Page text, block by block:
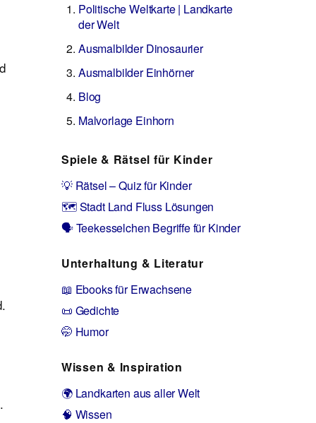
Politische Weltkarte | Landkarte
der Welt
Ausmalbilder Dinosaurier
Ausmalbilder Einhörner
Blog
Malvorlage Einhorn
Spiele & Rätsel für Kinder
💡 Rätsel – Quiz für Kinder
🗺️ Stadt Land Fluss Lösungen
🗣️ Teekesselchen Begriffe für Kinder
Unterhaltung & Literatur
📖 Ebooks für Erwachsene
📜 Gedichte
🤭 Humor
Wissen & Inspiration
🌍 Landkarten aus aller Welt
🧠 Wissen